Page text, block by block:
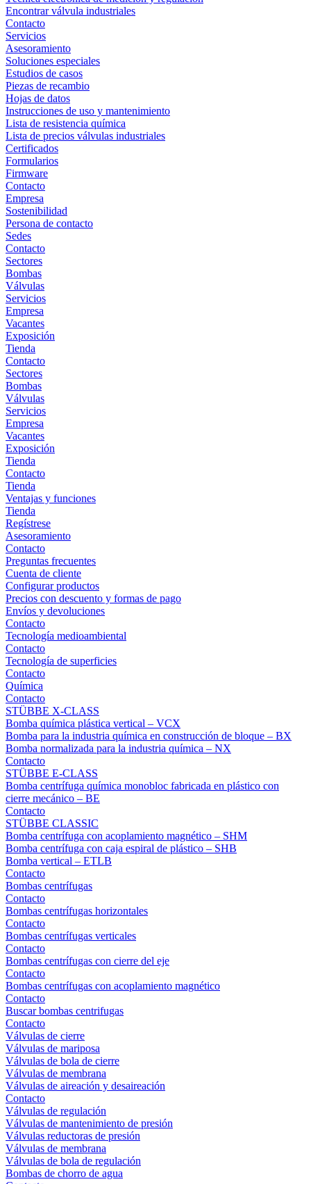
Encontrar válvula industriales
Contacto
Servicios
Asesoramiento
Soluciones especiales
Estudios de casos
Piezas de recambio
Hojas de datos
Instrucciones de uso y mantenimiento
Lista de resistencia química
Lista de precios válvulas industriales
Certificados
Formularios
Firmware
Contacto
Empresa
Sostenibilidad
Persona de contacto
Sedes
Contacto
Sectores
Bombas
Válvulas
Servicios
Empresa
Vacantes
Exposición
Tienda
Contacto
Sectores
Bombas
Válvulas
Servicios
Empresa
Vacantes
Exposición
Tienda
Contacto
Tienda
Ventajas y funciones
Tienda
Regístrese
Asesoramiento
Contacto
Preguntas frecuentes
Cuenta de cliente
Configurar productos
Precios con descuento y formas de pago
Envíos y devoluciones
Contacto
Tecnología medioambiental
Contacto
Tecnología de superficies
Contacto
Química
Contacto
STÜBBE X-CLASS
Bomba química plástica vertical – VCX
Bomba para la industria química en construcción de bloque – BX
Bomba normalizada para la industria química – NX
Contacto
STÜBBE E-CLASS
Bomba centrífuga química monobloc fabricada en plástico con
cierre mecánico – BE
Contacto
STÜBBE CLASSIC
Bomba centrífuga con acoplamiento magnético – SHM
Bomba centrífuga con caja espiral de plástico – SHB
Bomba vertical – ETLB
Contacto
Bombas centrífugas
Contacto
Bombas centrífugas horizontales
Contacto
Bombas centrífugas verticales
Contacto
Bombas centrífugas con cierre del eje
Contacto
Bombas centrífugas con acoplamiento magnético
Contacto
Buscar bombas centrifugas
Contacto
Válvulas de cierre
Válvulas de mariposa
Válvulas de bola de cierre
Válvulas de membrana
Válvulas de aireación y desaireación
Contacto
Válvulas de regulación
Válvulas de mantenimiento de presión
Válvulas reductoras de presión
Válvulas de membrana
Válvulas de bola de regulación
Bombas de chorro de agua